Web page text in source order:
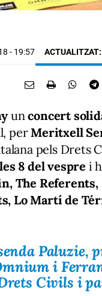
- 19:57 ACTUALITZAT:
unconcert
perMeritxell
pels Drets
8 del vespre i
The
Lo Martí de
Paluzie,
i
Civils i